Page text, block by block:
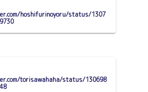
hoshifurinoyoru/status/1307
torisawahaha/status/130698